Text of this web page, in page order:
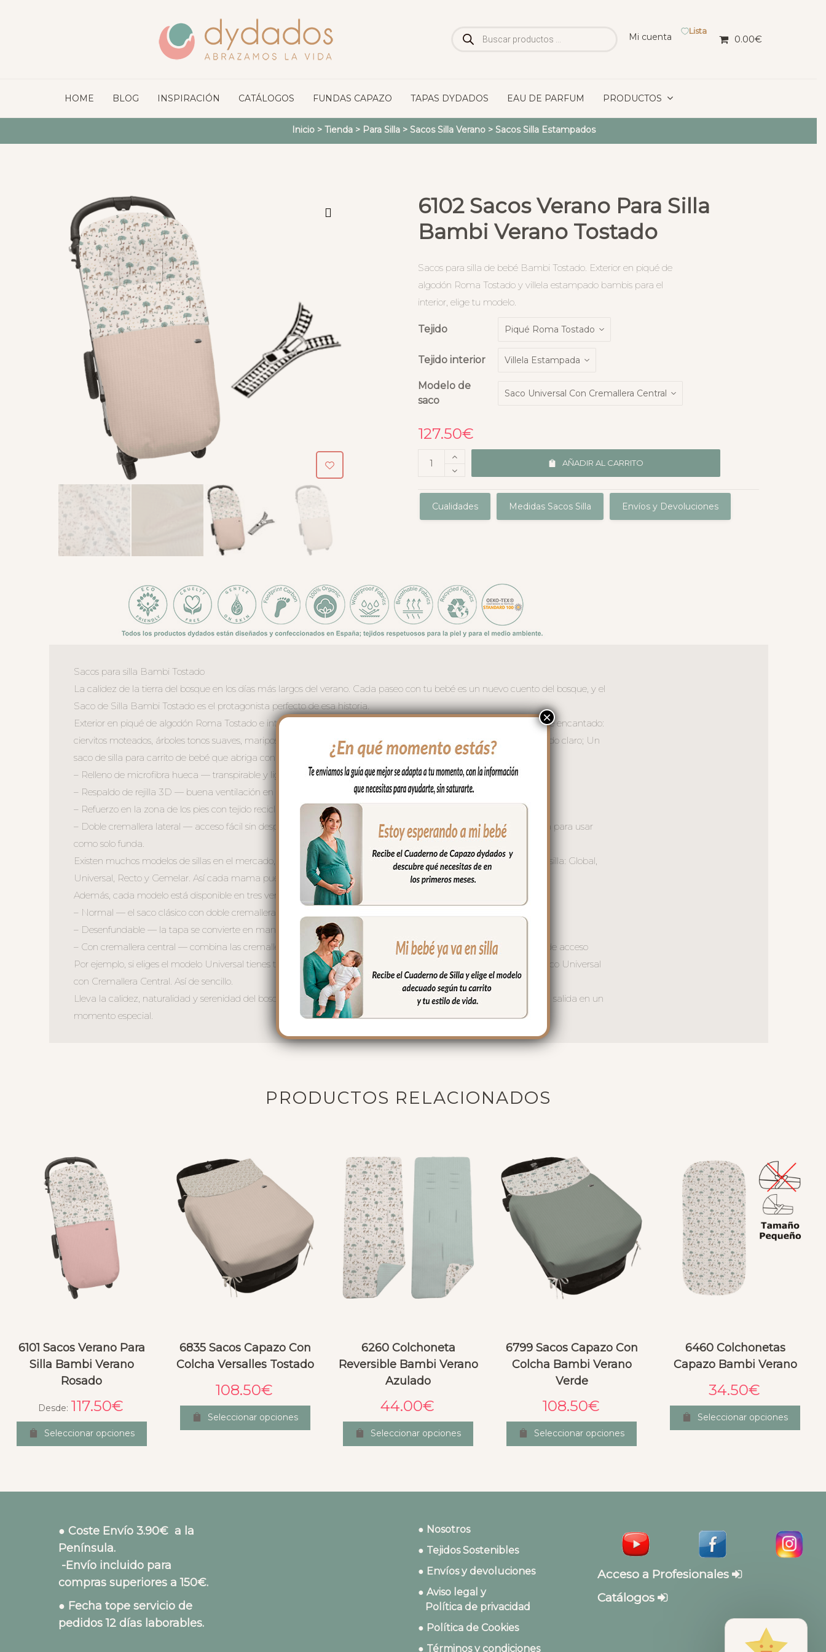
de
productos
Mi cuenta
Lista
0.00€
HOME BLOG INSPIRACIÓN CATÁLOGOS FUNDAS CAPAZO TAPAS DYDADOS EAU DE PARFUM PRODUCTOS
Inicio> Tienda> Para Silla> Sacos Silla Verano> Sacos Silla Estampados
6102 Sacos Verano Para Silla
Bambi Verano Tostado
Sacos para silla de bebé Bambi Tostado. Exterior en piqué de
algodón Roma Tostado y villela estampado bambis para el
interior, elige tu modelo.
Tejido
Tejido interior
Modelo de
saco
127.50€
AÑADIR AL CARRITO
Cualidades Medidas Sacos Silla Envíos y Devoluciones
Sacos para silla Bambi Tostado
La calidez de la tierra del bosque en los días más largos del verano. Cada paseo con tu bebé es un nuevo cuento del bosque, y el
Saco de Silla Bambi Tostado es el protagonista perfecto de esa historia.
Exterior en piqué de algodón Roma Tostado e interior en suave villela estampada con el universo Bambi del bosque encantado:
ciervitos moteados, árboles tonos suaves, mariposas, florecillas y hojitas haciendo contrastes de color, todo sobre fondo claro; Un
saco de silla para carrito de bebé que abriga con suavidad y enamora con cada vuelta de rueda.
– Relleno de microfibra hueca — transpirable y ligero para el verano
– Respaldo de rejilla 3D — buena ventilación en la espalda del bebe
– Refuerzo en la zona de los pies con tejido reciclado muy resistente
– Doble cremallera lateral — acceso fácil sin despertar al bebe. La tapa la puedes quitar entera y te queda la funda para usar
como solo funda.
Existen muchos modelos de sillas en el mercado, por eso en dydados contamos con cuatro modelos de sacos para silla: Global,
Universal, Recto y Gemelar. Así cada mama puede elegir el que mejor se adapte a su silla.
Además, cada modelo está disponible en tres versiones:
– Normal — el saco clásico con doble cremallera lateral
– Desenfundable — la tapa se convierte en mantita independiente para usar cuando quieras
– Con cremallera central — combina las cremalleras laterales con una cremallera central para mayor comodidad de acceso
Por ejemplo, si eliges el modelo Universal tienes tres opciones: Saco Universal, Saco Universal Desenfundable o Saco Universal
con Cremallera Central. Así de sencillo.
Lleva la calidez, naturalidad y serenidad del bosque a cada paseo. El Saco de Silla Bambi Tostado convertirá cada salida en un
momento especial.
PRODUCTOS RELACIONADOS
6101 Sacos Verano Para
Silla Bambi Verano
Rosado
Desde: 117.50€
Seleccionar opciones
6835 Sacos Capazo Con
Colcha Versalles Tostado
108.50€
Seleccionar opciones
6260 Colchoneta
Reversible Bambi Verano
Azulado
44.00€
Seleccionar opciones
6799 Sacos Capazo Con
Colcha Bambi Verano
Verde
108.50€
Seleccionar opciones
6460 Colchonetas
Capazo Bambi Verano
34.50€
Seleccionar opciones
● Coste Envío 3.90€ a la
Península.
-Envío incluido para
compras superiores a 150€.
● Fecha tope servicio de
pedidos 12 días laborables.
● Nosotros
● Tejidos Sostenibles
● Envíos y devoluciones
● Aviso legal y
Política de privacidad
● Política de Cookies
● Términos y condiciones
Acceso a Profesionales
Catálogos
×